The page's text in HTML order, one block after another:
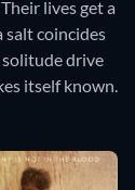
lives get a
salt coincides
drive
itself known.